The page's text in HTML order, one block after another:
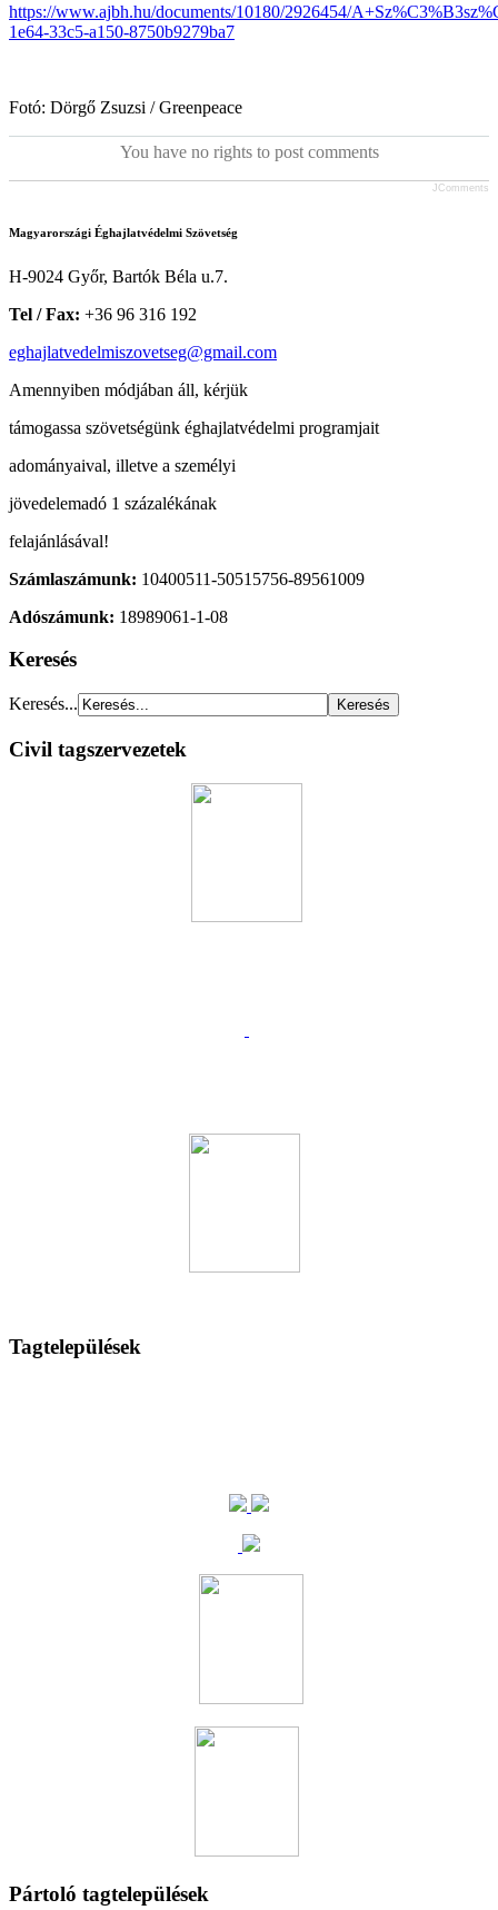
https://www.ajbh.hu/documents/10180/2926454/
1e64-33c5-a150-8750b9279ba7
Fotó: Dörgő Zsuzsi / Greenpeace
You have no rights to post comments
JComments
Magyarországi Éghajlatvédelmi Szövetség
H-9024 Győr, Bartók Béla u.7.
Tel / Fax: +36 96 316 192
eghajlatvedelmiszovetseg@gmail.com
Amennyiben módjában áll, kérjük
támogassa szövetségünk éghajlatvédelmi programjait
adományaival, illetve a személyi
jövedelemadó 1 százalékának
felajánlásával!
Számlaszámunk: 10400511-50515756-89561009
Adószámunk: 18989061-1-08
Keresés
Keresés...
Civil tagszervezetek
Tagtelepülések
Pártoló tagtelepülések